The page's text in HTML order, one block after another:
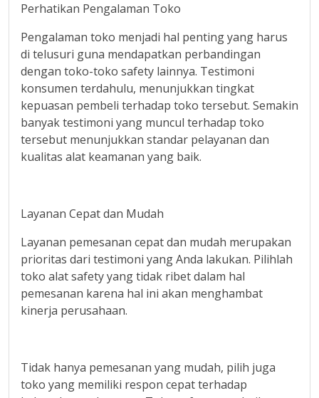
Perhatikan Pengalaman Toko
Pengalaman toko menjadi hal penting yang harus
di telusuri guna mendapatkan perbandingan
dengan toko-toko safety lainnya. Testimoni
konsumen terdahulu, menunjukkan tingkat
kepuasan pembeli terhadap toko tersebut. Semakin
banyak testimoni yang muncul terhadap toko
tersebut menunjukkan standar pelayanan dan
kualitas alat keamanan yang baik.
Layanan Cepat dan Mudah
Layanan pemesanan cepat dan mudah merupakan
prioritas dari testimoni yang Anda lakukan. Pilihlah
toko alat safety yang tidak ribet dalam hal
pemesanan karena hal ini akan menghambat
kinerja perusahaan.
Tidak hanya pemesanan yang mudah, pilih juga
toko yang memiliki respon cepat terhadap